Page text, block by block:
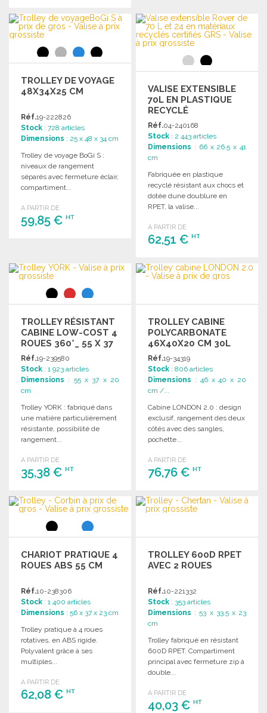
COMMANDER
Demander un devis
Demander un devis
TROLLEY DE VOYAGE
48X34X25 CM
Réf.19-222826
Stock : 728 articles
Dimensions : 25 x 48 x 34 cm
Trolley de voyage BoGi S :
niveaux de rangement
séparés avec fermeture éclair,
compartiment...
A PARTIR DE
59,85 € HT
Demander un devis
VALISE EXTENSIBLE
70L EN PLASTIQUE
RECYCLÉ
Réf.04-240168
Stock : 2 443 articles
Dimensions : 66 x 26.5 x 41
cm
Fabriquée en plastique
recyclé résistant aux chocs et
dotée dune doublure en
RPET, la valise...
A PARTIR DE
62,51 €HT
COMMANDER
Demander un devis
TROLLEY RÉSISTANT
CABINE LOW-COST 4
ROUES 360°_ 55 X 37
X 20 CM
Réf.19-239580
Stock : 1 923 articles
Dimensions : 55 x 37 x 20
cm
Trolley YORK : fabriqué dans
une matière particulièrement
résistante, possibilité de
rangement...
A PARTIR DE
35,38 € HT
COMMANDER
Demander un devis
TROLLEY CABINE
POLYCARBONATE
46X40X20 CM 30L
Réf.19-34319
Stock : 806 articles
Dimensions : 46 x 40 x 20
cm /...
Cabine LONDON 2.0 : design
exclusif, rangement des deux
côtés avec des sangles,
pochette...
A PARTIR DE
76,76 €HT
COMMANDER
Demander un devis
CHARIOT PRATIQUE 4
ROUES ABS 55 CM
Réf.10-238306
Stock : 1 400 articles
Dimensions : 56 x 37 x 23 cm
Trolley pratique à 4 roues
rotatives, en ABS rigide.
Polyvalent grâce à ses
multiples...
A PARTIR DE
62,08 € HT
TROLLEY 600D RPET
AVEC 2 ROUES
Réf.10-221332
Stock : 353 articles
Dimensions : 53 x 33.5 x 23
cm
Trolley fabriqué en résistant
600D RPET. Compartiment
principal avec fermeture zip à
double...
A PARTIR DE
40,03 €HT